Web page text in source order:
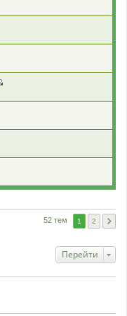
л
у
с
а
д
52 тем 1 2
Перейти